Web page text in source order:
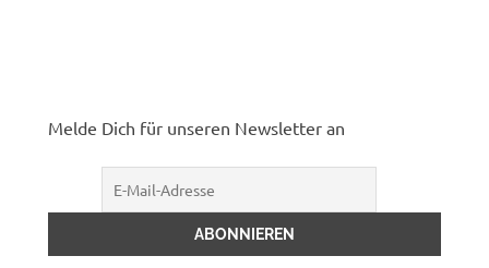
Melde Dich für unseren Newsletter an